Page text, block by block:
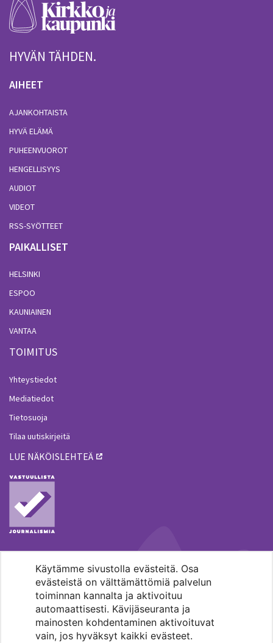
Käytämme sivustolla evästeitä. Osa
evästeistä on välttämättömiä palvelun
toiminnan kannalta ja aktivoituu
automaattisesti. Kävijäseuranta ja
mainosten kohdentaminen aktivoituvat
vain, jos hyväksyt kaikki evästeet.
HYVÄN TÄHDEN.
AIHEET
AJANKOHTAISTA
HYVÄ ELÄMÄ
PUHEENVUOROT
HENGELLISYYS
AUDIOT
VIDEOT
RSS-SYÖTTEET
PAIKALLISET
HELSINKI
ESPOO
KAUNIAINEN
VANTAA
TOIMITUS
Yhteystiedot
Mediatiedot
Tietosuoja
Tilaa uutiskirjeitä
LUE NÄKÖISLEHTEÄ
MENOHAKU